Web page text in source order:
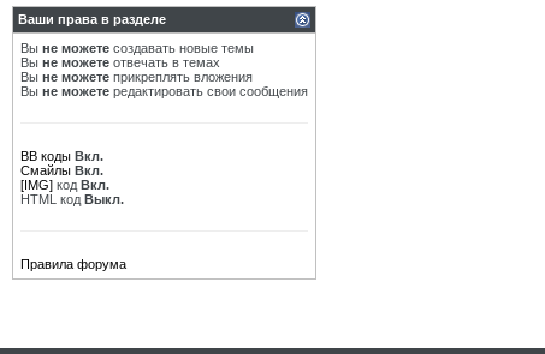
Ваши права в разделе
Вы не можете создавать новые темы
Вы не можете отвечать в темах
Вы не можете прикреплять вложения
Вы не можете редактировать свои сообщения
BB коды Вкл.
Смайлы Вкл.
[IMG] код Вкл.
HTML код Выкл.
Правила форума